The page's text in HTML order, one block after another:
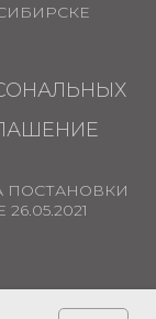
ПОСТАНОВКИ